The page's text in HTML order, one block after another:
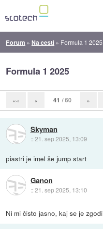
Forum » Na cesti » Formula 1 2025
Formula 1 2025
«« « 41 / 60 »
Skyman
::21. sep 2025, 13:09
piastri je imel še jump start
Ganon
::21. sep 2025, 13:10
Ni mi čisto jasno, kaj se je